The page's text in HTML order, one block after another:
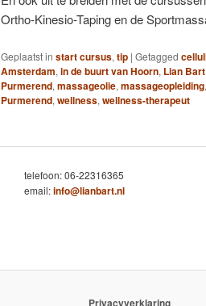
Ortho-Kinesio-Taping en de
Geplaatst in start cursus, tip | Getagged
Amsterdam, in de buurt van Hoorn, Lian Bart
Purmerend, massageolie, massageopleiding,
Purmerend, wellness, wellness-therapeut
telefoon: 06-22316365
email:info@lianbart.nl
Privacyverklaring